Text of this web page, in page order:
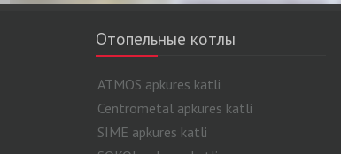
Отопельные котлы
ATMOS apkures katli
Centrometal apkures katli
SIME apkures katli